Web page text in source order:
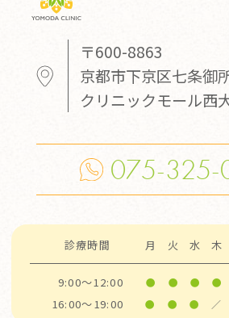
〒600-8863
京都市下京区七条御
クリニックモール西
075-325-
診療時間 月 火 水 木
9:00～12:00 ● ● ● ●
16:00～19:00 ● ● ● ／